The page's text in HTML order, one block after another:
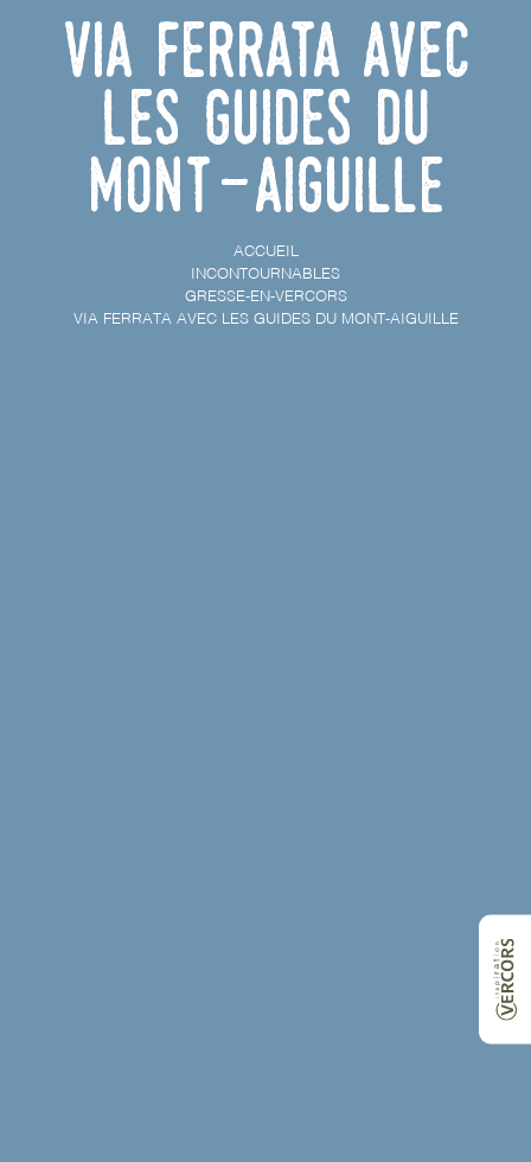
Via ferrata avec
les Guides du
Mont-Aiguille
ACCUEIL
INCONTOURNABLES
GRESSE-EN-VERCORS
VIA FERRATA AVEC LES GUIDES DU MONT-AIGUILLE